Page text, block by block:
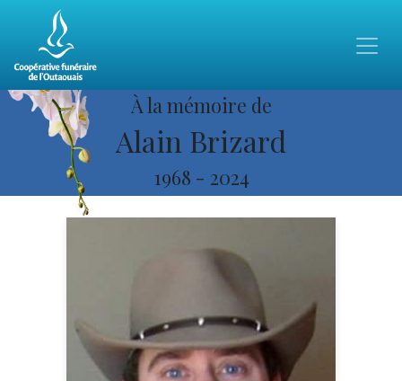
À la mémoire de
Alain Brizard
1968 - 2024